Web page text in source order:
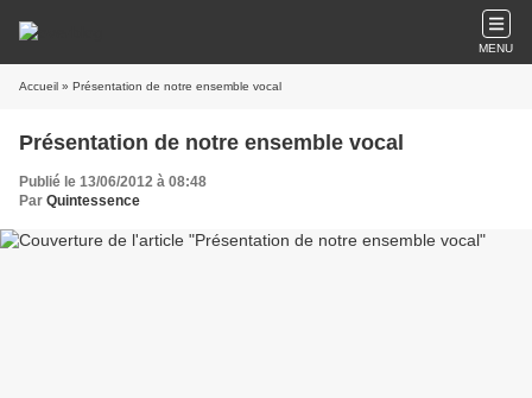
MENU
Accueil » Présentation de notre ensemble vocal
Présentation de notre ensemble vocal
Publié le 13/06/2012 à 08:48
Par Quintessence